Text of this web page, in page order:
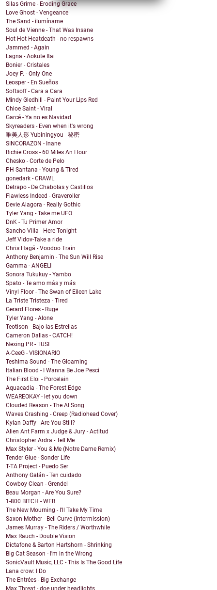
Silas Grime - Eroding Grace
Love Ghost - Vengeance
The Sand - ilumíname
Soul de Vienne - That Was Insane
Hot Hot Heatdeath - no respawns
Jammed - Again
Lagna - Aokute Itai
Bonier - Cristales
Joey P. - Only One
Leosper - En Sueños
Softsoff - Cara a Cara
Mindy Gledhill - Paint Your Lips Red
Chloe Saint - Viral
Garcé - Ya no es Navidad
Skyreaders - Even when it's wrong
唯美人形 Yubiningyou - 秘密
SINCORAZON - Inane
Richie Cross - 60 Miles An Hour
Chesko - Corte de Pelo
PH Santana - Young & Tired
gonedark - CRAWL
Detrapo - De Chabolas y Castillos
Flawless Indeed - Graveroller
Devie Alagora - Really Gothic
Tyler Yang - Take me UFO
DnK - Tu Primer Amor
Sancho Villa - Here Tonight
Jeff Vidov-Take a ride
Chris Hagá - Voodoo Train
Anthony Benjamin - The Sun Will Rise
Gamma - ANGELI
Sonora Tukukuy - Yambo
Spato - Te amo más y más
Vinyl Floor - The Swan of Eileen Lake
La Triste Tristeza - Tired
Gerard Flores - Ruge
Tyler Yang - Alone
Teotlson - Bajo las Estrellas
Cameron Dallas - CATCH!
Nexing PR - TUSI
A-CeeG - VISIONARIO
Teshima Sound - The Gloaming
Italian Blood - I Wanna Be Joe Pesci
The First Eloi - Porcelain
Aquacadia - The Forest Edge
WEAREOKAY - let you down
Clouded Reason - The AI Song
Waves Crashing - Creep (Radiohead Cover)
Kylan Daffy - Are You Still?
Alien Ant Farm x Judge & Jury - Actitud
Christopher Ardra - Tell Me
Max Styler - You & Me (Notre Dame Remix)
Tender Glue - Sonder Life
T-TA Project - Puedo Ser
Anthony Galán - Ten cuidado
Cowboy Clean - Grendel
Beau Morgan - Are You Sure?
1-800 BITCH - WFB
The New Mourning - I'll Take My Time
Saxon Mother - Bell Curve (Intermission)
James Murray - The Riders / Worthwhile
Max Rauch - Double Vision
Dictafone & Barton Hartshorn - Shrinking
Big Cat Season - I'm in the Wrong
SonicVault Music, LLC - This Is The Good Life
Lana crow: I Do
The Entrées - Big Exchange
Max Threat - doe under headlights